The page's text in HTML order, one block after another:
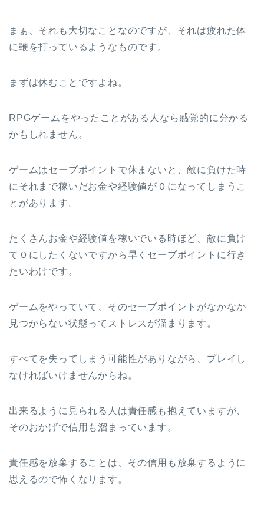
まぁ、それも大切なことなのですが、それは疲れた体
に鞭を打っているようなものです。
まずは休むことですよね。
RPGゲームをやったことがある人なら感覚的に分かる
かもしれません。
ゲームはセーブポイントで休まないと、敵に負けた時
にそれまで稼いだお金や経験値が０になってしまうこ
とがあります。
たくさんお金や経験値を稼いでいる時ほど、敵に負け
て０にしたくないですから早くセーブポイントに行き
たいわけです。
ゲームをやっていて、そのセーブポイントがなかなか
見つからない状態ってストレスが溜まります。
すべてを失ってしまう可能性がありながら、プレイし
なければいけませんからね。
出来るように見られる人は責任感も抱えていますが、
そのおかげで信用も溜まっています。
責任感を放棄することは、その信用も放棄するように
思えるので怖くなります。